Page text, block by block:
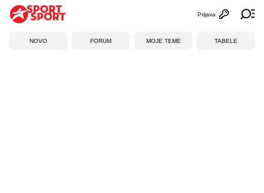
Otvori
Prijava
NOVO FORUM MOJE TEME TABELE